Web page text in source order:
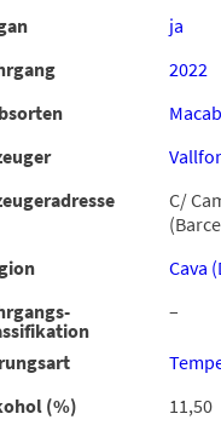
ja
2022
C/
Cava
–
(%)
11,50